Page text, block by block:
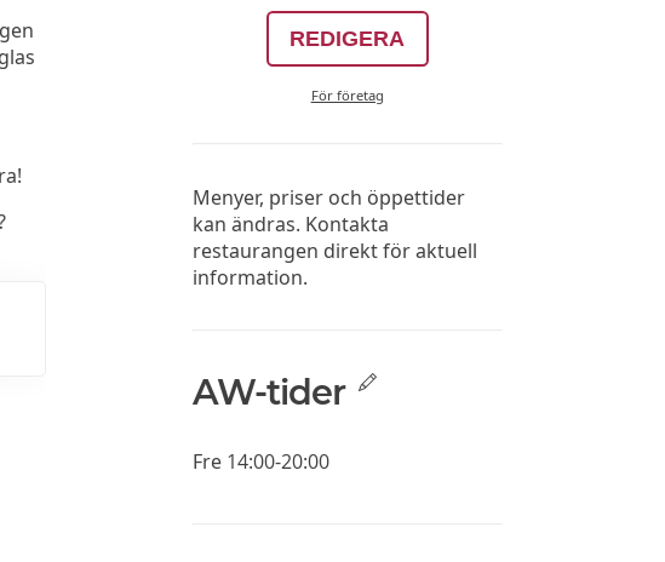
REDIGERA
För företag
Menyer, priser och öppettider
kan ändras. Kontakta
restaurangen direkt för aktuell
information.
AW-tider
Fre 14:00-20:00